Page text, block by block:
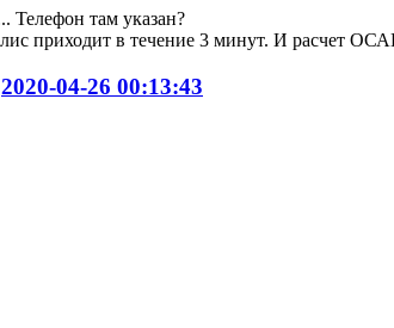
Телефон там указан?
приходит в течение 3 минут. И расчет
2020-04-26 00:13:43